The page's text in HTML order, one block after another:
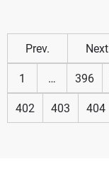
Prev. Next
1 … 396
402 403 404